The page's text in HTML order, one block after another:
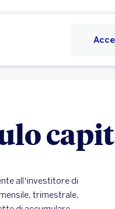
all’investitore di
trimestrale,